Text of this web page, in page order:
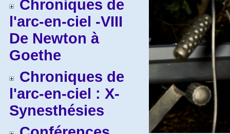
Chroniques de
l'arc-en-ciel -VIII
De Newton à
Goethe
Chroniques de
l'arc-en-ciel : X-
Synesthésies